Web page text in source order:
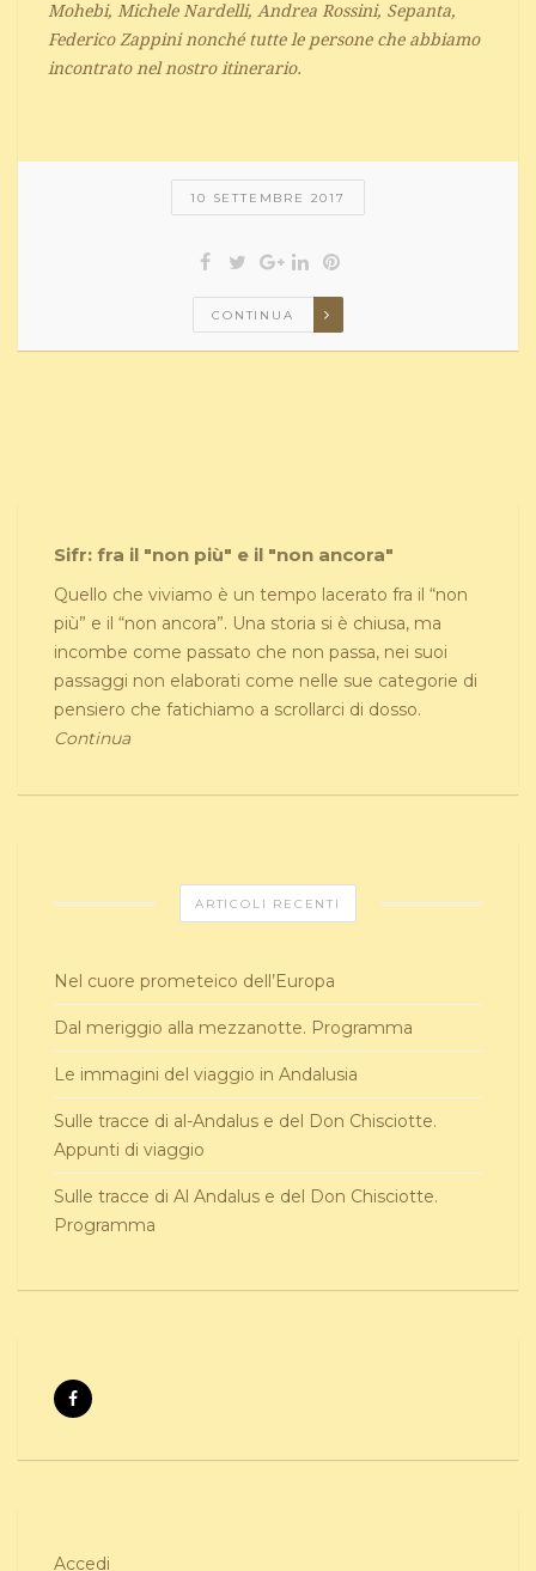
Mohebi, Michele Nardelli, Andrea Rossini, Sepanta,
Federico Zappini nonché tutte le persone che abbiamo
incontrato nel nostro itinerario.
10 SETTEMBRE 2017
CONTINUA
Sifr: fra il "non più" e il "non ancora"
Quello che viviamo è un tempo lacerato fra il “non
più” e il “non ancora”. Una storia si è chiusa, ma
incombe come passato che non passa, nei suoi
passaggi non elaborati come nelle sue categorie di
pensiero che fatichiamo a scrollarci di dosso.
Continua
ARTICOLI RECENTI
Nel cuore prometeico dell’Europa
Dal meriggio alla mezzanotte. Programma
Le immagini del viaggio in Andalusia
Sulle tracce di al-Andalus e del Don Chisciotte.
Appunti di viaggio
Sulle tracce di Al Andalus e del Don Chisciotte.
Programma
Accedi